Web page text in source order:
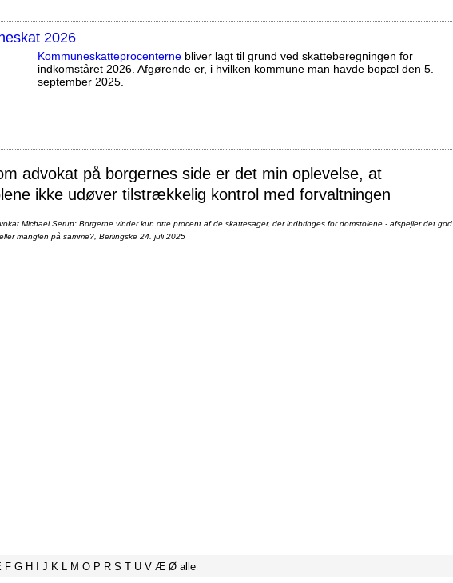
2026
Kommuneskatte­procenterne bliver lagt til grund ved skatteberegningen for
indkomståret 2026. Afgørende er, i hvilken kommune man havde bopæl den 5.
september 2025.
advokat på borgernes side er det min oplevelse, at
ikke udøver tilstrækkelig kontrol med forvaltningen
Michael Serup: Borgerne vinder kun otte procent af de skattesager, der indbringes for domstolene - afspejler det god
manglen på samme?, Berlingske 24. juli 2025
F G H J K L M O P R S T U V Æ Ø alle